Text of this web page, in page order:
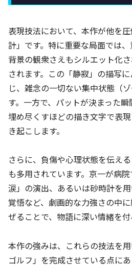
表現技法において、本作が他を
計」です。特に重要な局面では、
背景の観衆さえもシルエット化
されます。この「静寂」の描写
じ、雑念の一切ない集中状態（
す。一方で、パットが決まった
埋め尽くすほどの描き文字で表
き起こします。
さらに、負傷や心理状態を伝え
も多用されています。京一が病
涙」の演出、あるいは砂時計を
覚悟など、劇画的な力強さの中
ぜることで、物語に深い情緒を付
本作の強みは、これらの技法を
ゴルフ」を完成させている点に